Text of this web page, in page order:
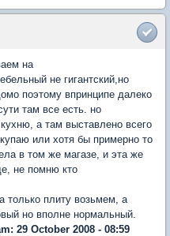
на
не гигантский,но
поэтому впринципе далеко
там все есть. но
а там выставлено всего
или хотя бы примерно то
в том же магазе, и эта же
не помню кто
только плиту возьмем, а
но вполне нормальный.
29 October 2008 - 08:59